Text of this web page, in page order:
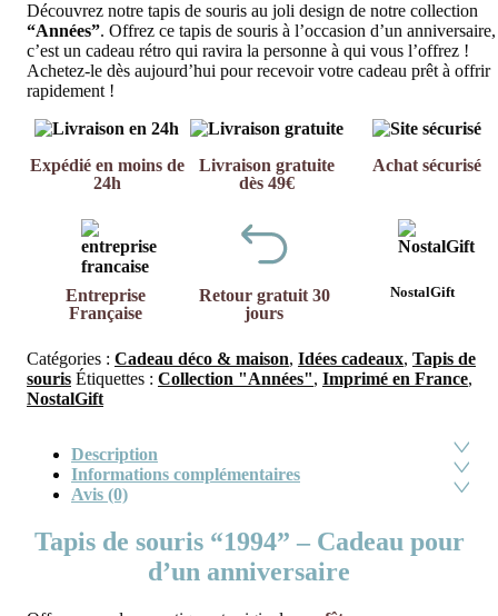
Découvrez notre tapis de souris au joli design de notre collection
“Années”. Offrez ce tapis de souris à l’occasion d’un anniversaire,
c’est un cadeau rétro qui ravira la personne à qui vous l’offrez !
Achetez-le dès aujourd’hui pour recevoir votre cadeau prêt à offrir
rapidement !
Expédié en moins de
24h
Livraison gratuite
dès 49€
Achat sécurisé
Entreprise
Française
Retour gratuit 30
jours
NostalGift
Catégories : Cadeau déco & maison, Idées cadeaux, Tapis de
souris Étiquettes : Collection "Années", Imprimé en France,
NostalGift
Description
Informations complémentaires
Avis (0)
Tapis de souris “1994” – Cadeau pour
d’un anniversaire